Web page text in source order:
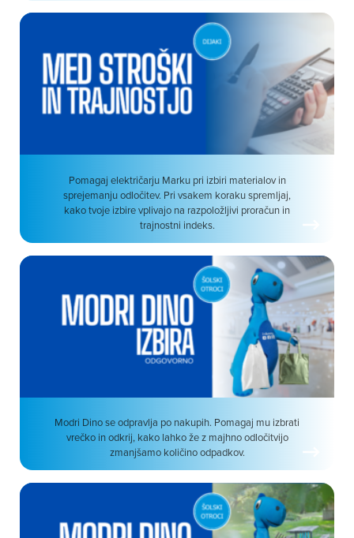
Pomagaj električarju Marku pri izbiri materialov in
sprejemanju odločitev. Pri vsakem koraku spremljaj,
kako tvoje izbire vplivajo na razpoložljivi proračun in
trajnostni indeks.
Modri Dino se odpravlja po nakupih. Pomagaj mu izbrati
vrečko in odkrij, kako lahko že z majhno odločitvijo
zmanjšamo količino odpadkov.